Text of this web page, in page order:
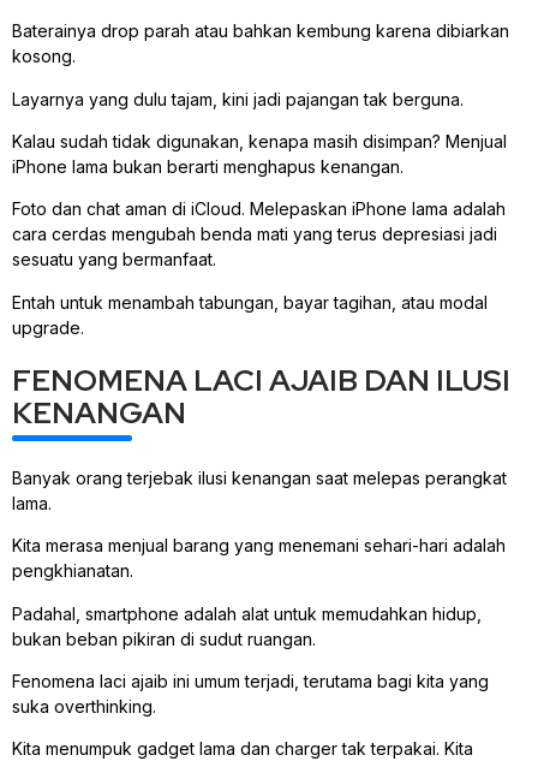
Baterainya drop parah atau bahkan kembung karena dibiarkan
kosong.
Layarnya yang dulu tajam, kini jadi pajangan tak berguna.
Kalau sudah tidak digunakan, kenapa masih disimpan? Menjual
iPhone lama bukan berarti menghapus kenangan.
Foto dan chat aman di iCloud. Melepaskan iPhone lama adalah
cara cerdas mengubah benda mati yang terus depresiasi jadi
sesuatu yang bermanfaat.
Entah untuk menambah tabungan, bayar tagihan, atau modal
upgrade.
FENOMENA LACI AJAIB DAN ILUSI
KENANGAN
Banyak orang terjebak ilusi kenangan saat melepas perangkat
lama.
Kita merasa menjual barang yang menemani sehari-hari adalah
pengkhianatan.
Padahal, smartphone adalah alat untuk memudahkan hidup,
bukan beban pikiran di sudut ruangan.
Fenomena laci ajaib ini umum terjadi, terutama bagi kita yang
suka overthinking.
Kita menumpuk gadget lama dan charger tak terpakai. Kita